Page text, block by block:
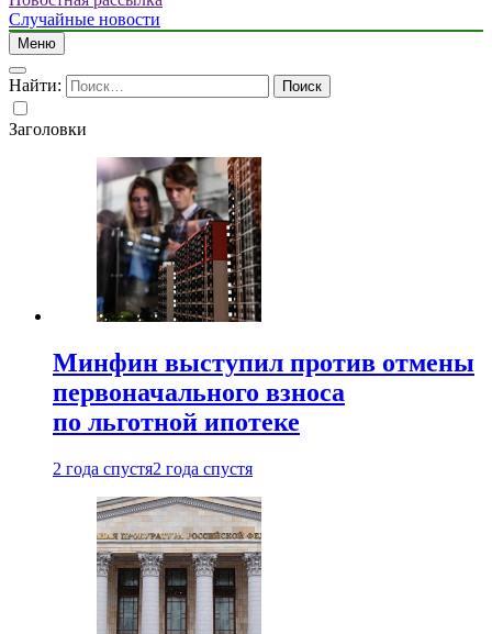
Случайные новости
Меню
Найти:
Заголовки
Минфин выступил против отмены
первоначального взноса
по льготной ипотеке
2 года спустя2 года спустя